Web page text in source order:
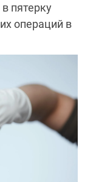
пятерку
операций в